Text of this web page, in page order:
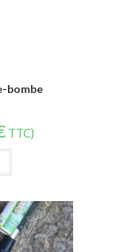
bombe
TTC)